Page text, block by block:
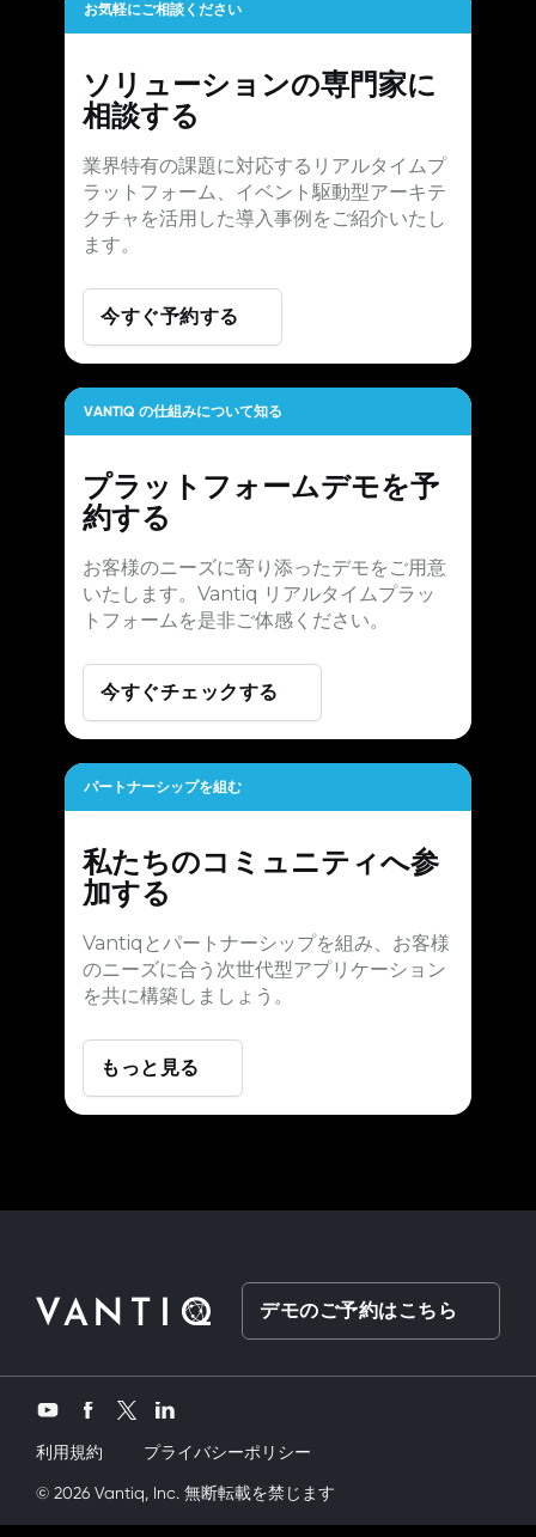
お気軽にご相談ください
ソリューションの専門家に
相談する
業界特有の課題に対応するリアルタイムプ
ラットフォーム、イベント駆動型アーキテ
クチャを活用した導入事例をご紹介いたし
ます。
今すぐ予約する
VANTIQ の仕組みについて知る
プラットフォームデモを予
約する
お客様のニーズに寄り添ったデモをご用意
いたします。Vantiq リアルタイムプラッ
トフォームを是非ご体感ください。
今すぐチェックする
パートナーシップを組む
私たちのコミュニティへ参
加する
Vantiqとパートナーシップを組み、お客様
のニーズに合う次世代型アプリケーション
を共に構築しましょう。
もっと見る
デモのご予約はこちら
YouTubeFacebookTwitterLinkedIn
利用規約 プライバシーポリシー
© 2026 Vantiq, Inc. 無断転載を禁じます
siktikmobil pornove bir yandanda onu nasıl kullanırım